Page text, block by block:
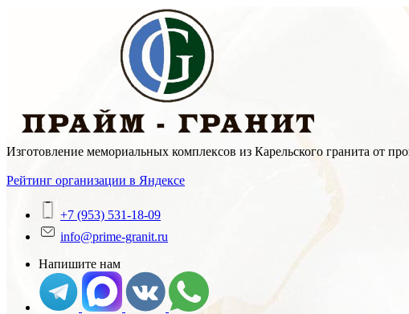
Изготовление мемориальных комплексов из Карельского гранита от
Рейтинг организации в Яндексе
+7 (953) 531-18-09
info@prime-granit.ru
Напишите нам